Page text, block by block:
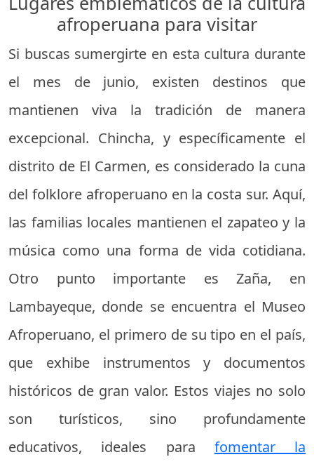
afroperuana para visitar
Si buscas sumergirte en esta cultura durante
el mes de junio, existen destinos que
mantienen viva la tradición de manera
excepcional. Chincha, y específicamente el
distrito de El Carmen, es considerado la cuna
del folklore afroperuano en la costa sur. Aquí,
las familias locales mantienen el zapateo y la
música como una forma de vida cotidiana.
Otro punto importante es Zaña, en
Lambayeque, donde se encuentra el Museo
Afroperuano, el primero de su tipo en el país,
que exhibe instrumentos y documentos
históricos de gran valor. Estos viajes no solo
son turísticos, sino profundamente
educativos, ideales para fomentar la